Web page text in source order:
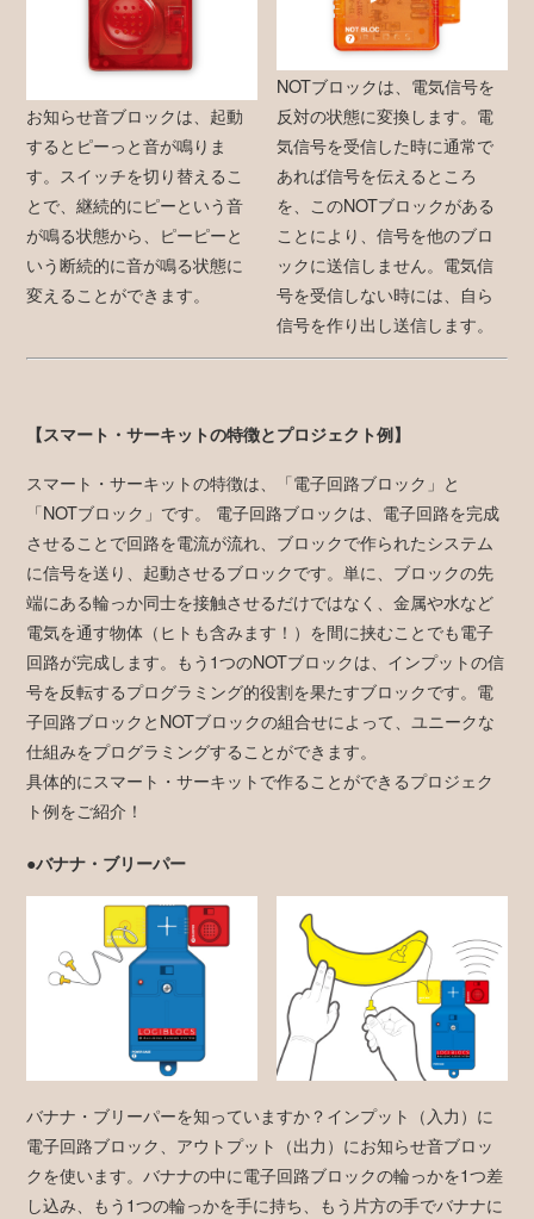
お知らせ音ブロックは、起動
するとピーっと音が鳴りま
す。スイッチを切り替えるこ
とで、継続的にピーという音
が鳴る状態から、ピーピーと
いう断続的に音が鳴る状態に
変えることができます。
NOTブロックは、電気信号を
反対の状態に変換します。電
気信号を受信した時に通常で
あれば信号を伝えるところ
を、このNOTブロックがある
ことにより、信号を他のブロ
ックに送信しません。電気信
号を受信しない時には、自ら
信号を作り出し送信します。
【スマート・サーキットの特徴とプロジェクト例】
スマート・サーキットの特徴は、「電子回路ブロック」と
「NOTブロック」です。 電子回路ブロックは、電子回路を完成
させることで回路を電流が流れ、ブロックで作られたシステム
に信号を送り、起動させるブロックです。単に、ブロックの先
端にある輪っか同士を接触させるだけではなく、金属や水など
電気を通す物体（ヒトも含みます！）を間に挟むことでも電子
回路が完成します。もう1つのNOTブロックは、インプットの信
号を反転するプログラミング的役割を果たすブロックです。電
子回路ブロックとNOTブロックの組合せによって、ユニークな
仕組みをプログラミングすることができます。
具体的にスマート・サーキットで作ることができるプロジェク
ト例をご紹介！
●バナナ・ブリーパー
バナナ・ブリーパーを知っていますか？インプット（入力）に
電子回路ブロック、アウトプット（出力）にお知らせ音ブロッ
クを使います。バナナの中に電子回路ブロックの輪っかを1つ差
し込み、もう1つの輪っかを手に持ち、もう片方の手でバナナに